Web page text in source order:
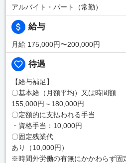
アルバイト・パート（常勤）
給与
月給 175,000円〜200,000円
待遇
【給与補足】
〇基本給（月額平均）又は時間額
155,000円～180,000円
〇定額的に支払われる手当
・資格手当：10,000円
〇固定残業代
あり（10,000円）
※時間外労働の有無にかかわらず固